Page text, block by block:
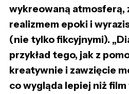
wykreowaną atmosferą,
realizmem epoki i
(nie tylko fikcyjnymi).
przykład tego, jak z
kreatywnie i zawzięcie
co wygląda lepiej niż